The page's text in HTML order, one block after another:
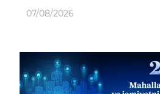
07/08/2026